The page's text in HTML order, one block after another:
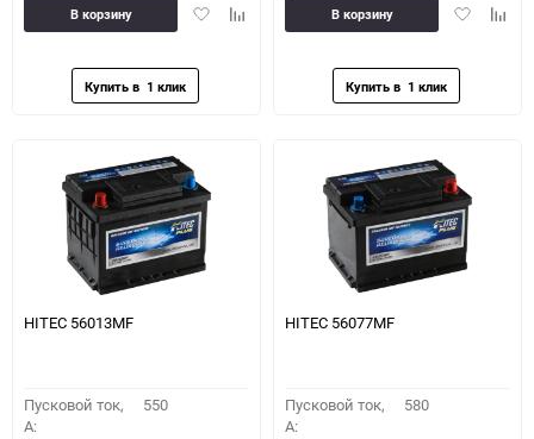
ДобавитьДобавить
В корзину
Добавить
В корзину
HITEC 56013MF
Пусковой ток,
A:
550
HITEC 56077MF
Пусковой ток,
A:
580